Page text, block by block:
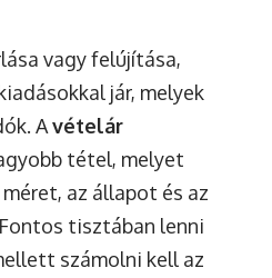
vagy felújítása,
jár, melyek
Avételár
tétel, melyet
az állapot és az
tisztában lenni
számolni kell az